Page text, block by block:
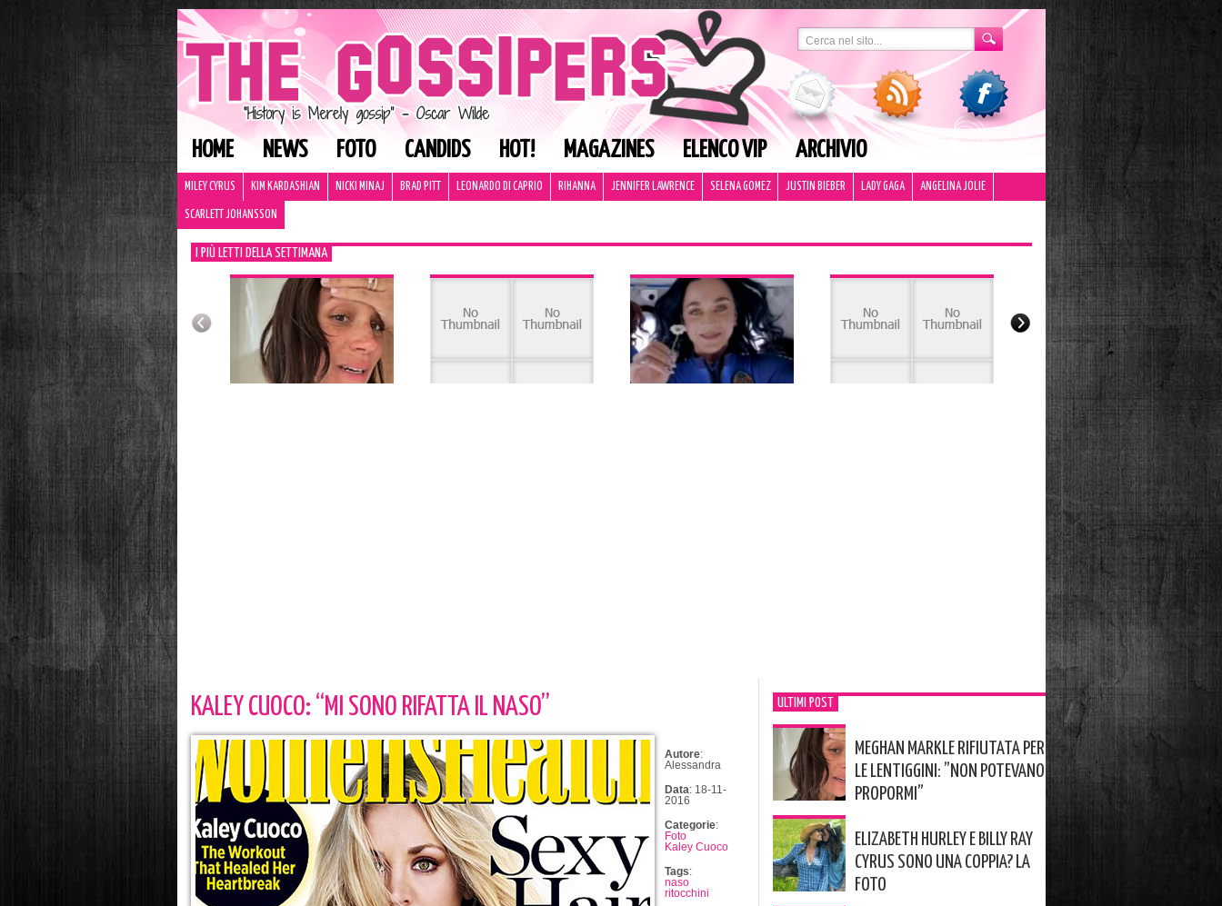
HOME NEWS FOTO CANDIDS HOT! MAGAZINES ELENCO VIP ARCHIVIO
MILEY CYRUS KIM KARDASHIAN NICKI MINAJ BRAD PITT LEONARDO DI CAPRIO RIHANNA JENNIFER LAWRENCE SELENA GOMEZ JUSTIN BIEBER LADY GAGA ANGELINA JOLIE
SCARLETT JOHANSSON
I PIÙ LETTI DELLA SETTIMANA
KALEY CUOCO: “MI SONO RIFATTA IL NASO”
Autore:
Alessandra
Data: 18-11-
2016
Categorie:
Foto
Kaley Cuoco
Tags:
naso
ritocchini
ULTIMI POST
MEGHAN MARKLE RIFIUTATA PER
LE LENTIGGINI: ”NON POTEVANO
PROPORMI”
ELIZABETH HURLEY E BILLY RAY
CYRUS SONO UNA COPPIA? LA
FOTO